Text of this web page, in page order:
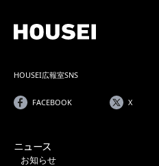
HOUSEI広報室SNS
FACEBOOK X
ニュース
お知らせ